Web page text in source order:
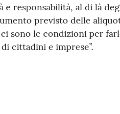
e responsabilità, al di là
previsto delle
sono le condizioni per
cittadini e imprese”.